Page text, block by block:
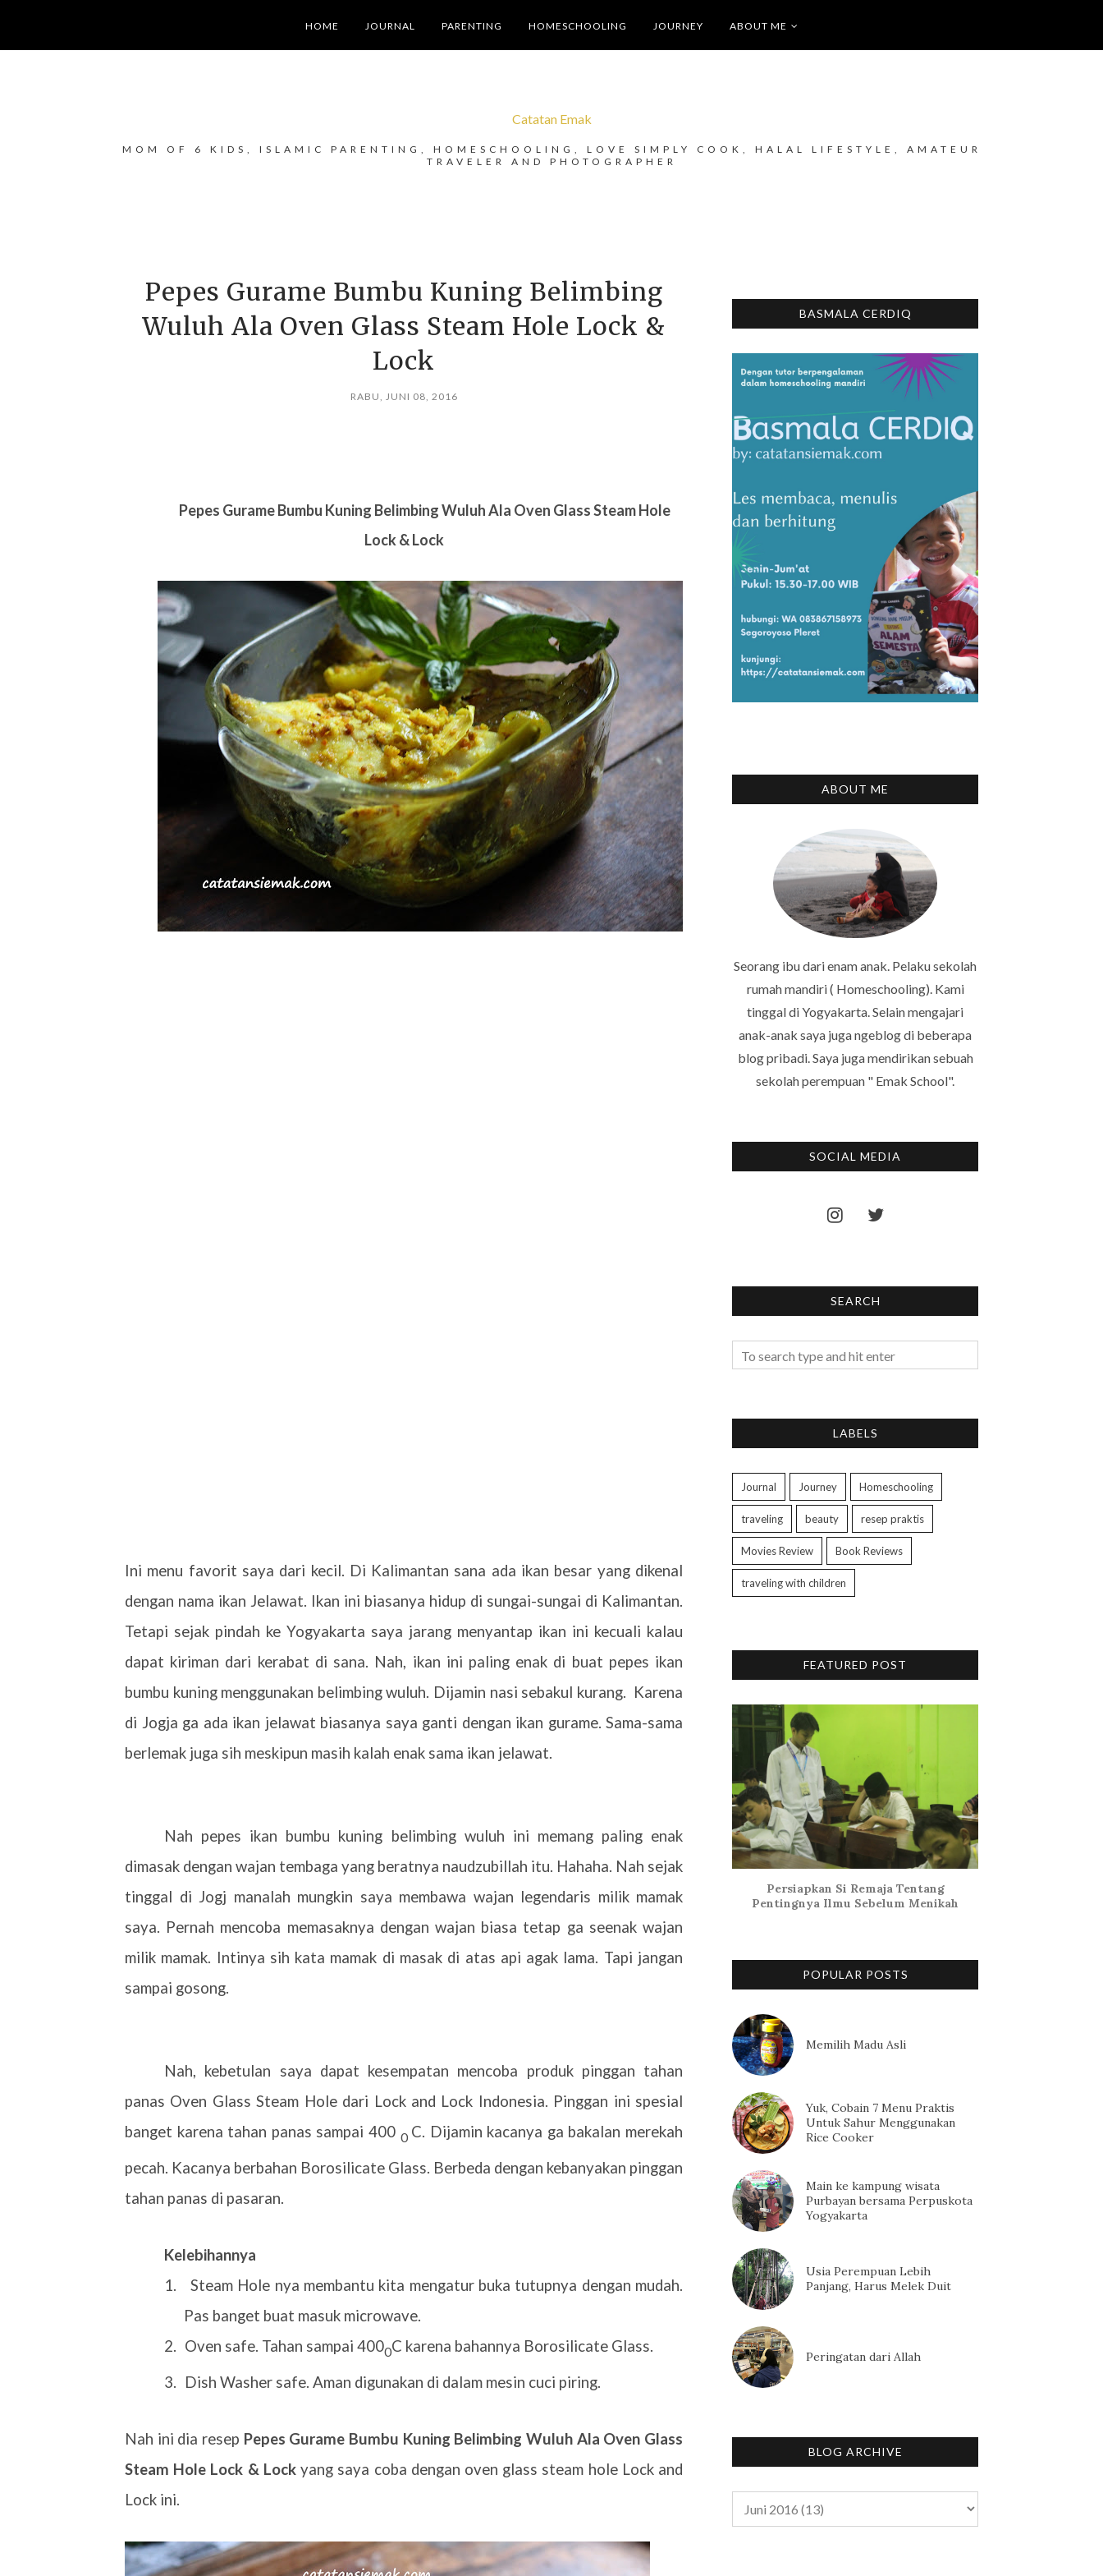
HOME JOURNAL PARENTING HOMESCHOOLING JOURNEY ABOUT ME
Catatan Emak
MOM OF 6 KIDS, ISLAMIC PARENTING, HOMESCHOOLING, LOVE SIMPLY COOK, HALAL LIFESTYLE, AMATEUR
TRAVELER AND PHOTOGRAPHER
Pepes Gurame Bumbu Kuning Belimbing
Wuluh Ala Oven Glass Steam Hole Lock &
Lock
RABU, JUNI 08, 2016
Pepes Gurame Bumbu Kuning Belimbing Wuluh Ala Oven Glass Steam Hole
Lock & Lock
Ini menu favorit saya dari kecil. Di Kalimantan sana ada ikan besar yang dikenal
dengan nama ikan Jelawat. Ikan ini biasanya hidup di sungai-sungai di Kalimantan.
Tetapi sejak pindah ke Yogyakarta saya jarang menyantap ikan ini kecuali kalau
dapat kiriman dari kerabat di sana. Nah, ikan ini paling enak di buat pepes ikan
bumbu kuning menggunakan belimbing wuluh. Dijamin nasi sebakul kurang. Karena
di Jogja ga ada ikan jelawat biasanya saya ganti dengan ikan gurame. Sama-sama
berlemak juga sih meskipun masih kalah enak sama ikan jelawat.
Nah pepes ikan bumbu kuning belimbing wuluh ini memang paling enak
dimasak dengan wajan tembaga yang beratnya naudzubillah itu. Hahaha. Nah sejak
tinggal di Jogj manalah mungkin saya membawa wajan legendaris milik mamak
saya. Pernah mencoba memasaknya dengan wajan biasa tetap ga seenak wajan
milik mamak. Intinya sih kata mamak di masak di atas api agak lama. Tapi jangan
sampai gosong.
Nah, kebetulan saya dapat kesempatan mencoba produk pinggan tahan
panas Oven Glass Steam Hole dari Lock and Lock Indonesia. Pinggan ini spesial
banget karena tahan panas sampai 400 0 C. Dijamin kacanya ga bakalan merekah
pecah. Kacanya berbahan Borosilicate Glass. Berbeda dengan kebanyakan pinggan
tahan panas di pasaran.
Kelebihannya
1.
Steam Hole nya membantu kita mengatur buka tutupnya dengan mudah.
Pas banget buat masuk microwave.
2. Oven safe. Tahan sampai 4000C karena bahannya Borosilicate Glass.
3. Dish Washer safe. Aman digunakan di dalam mesin cuci piring.
Nah ini dia resep Pepes Gurame Bumbu Kuning Belimbing Wuluh Ala Oven Glass
Steam Hole Lock & Lockyang saya coba dengan oven glass steam hole Lock and
Lock ini.
BASMALA CERDIQ
ABOUT ME
Seorang ibu dari enam anak. Pelaku sekolah
rumah mandiri ( Homeschooling). Kami
tinggal di Yogyakarta. Selain mengajari
anak-anak saya juga ngeblog di beberapa
blog pribadi. Saya juga mendirikan sebuah
sekolah perempuan " Emak School".
SOCIAL MEDIA
SEARCH
LABELS
Journal Journey Homeschooling
traveling beauty resep praktis
Movies Review Book Reviews
traveling with children
FEATURED POST
Persiapkan Si Remaja Tentang
Pentingnya Ilmu Sebelum Menikah
POPULAR POSTS
Memilih Madu Asli
Yuk, Cobain 7 Menu Praktis
Untuk Sahur Menggunakan
Rice Cooker
Main ke kampung wisata
Purbayan bersama Perpuskota
Yogyakarta
Usia Perempuan Lebih
Panjang, Harus Melek Duit
Peringatan dari Allah
BLOG ARCHIVE